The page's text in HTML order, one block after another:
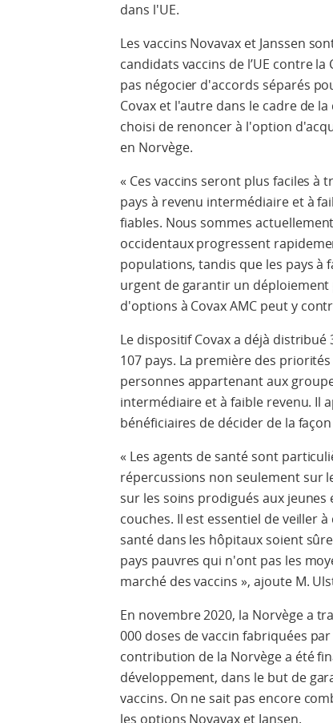
dans l'UE.
Les vaccins Novavax et Janssen
candidats vaccins de l’UE contre
pas négocier d'accords séparés
Covax et l'autre dans le cadre de
choisi de renoncer à l'option
en Norvège.
« Ces vaccins seront plus faciles
pays à revenu intermédiaire et à
fiables. Nous sommes
occidentaux progressent
populations, tandis que les pays à
urgent de garantir un
d'options à Covax AMC peut y
Le dispositif Covax a déjà
107 pays. La première des
personnes appartenant aux
intermédiaire et à faible revenu. Il
bénéficiaires de décider de la
« Les agents de santé sont
répercussions non seulement sur
sur les soins prodigués aux
couches. Il est essentiel de veiller
santé dans les hôpitaux soient
pays pauvres qui n'ont pas les
marché des vaccins », ajoute M.
En novembre 2020, la Norvège a
000 doses de vaccin fabriquées
contribution de la Norvège a été
développement, dans le but de
vaccins. On ne sait pas encore
les options Novavax et Jansen.